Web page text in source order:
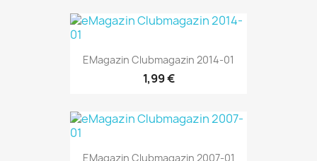
EMagazin Clubmagazin 2014-01
1,99 €
EMagazin Clubmagazin 2007-01